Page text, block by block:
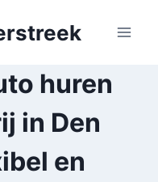
huren
in Den
en